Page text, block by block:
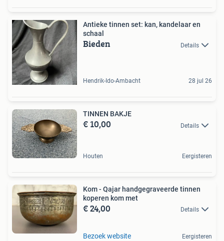
Antieke tinnen set: kan, kandelaar en
schaal
Bieden Details
Hendrik-Ido-Ambacht 28 jul 26
TINNEN BAKJE
€ 10,00 Details
Houten Eergisteren
Kom - Qajar handgegraveerde tinnen
koperen kom met
€ 24,00 Details
Bezoek website Eergisteren